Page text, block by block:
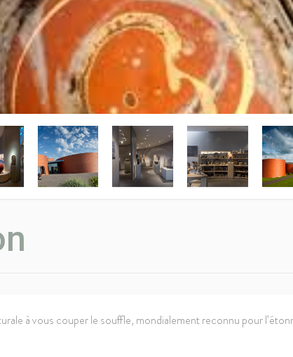
à vous couper le souffle, mondialement reconnu pour